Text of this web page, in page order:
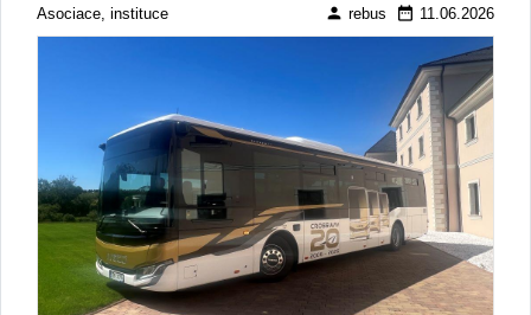
Asociace, instituce person rebus date_range 11.06.2026